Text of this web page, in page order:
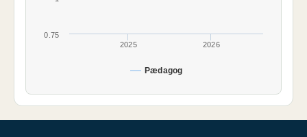
Pædagog
2025 2026
0.75